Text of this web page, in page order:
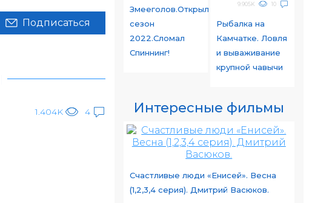
Подписаться
1.404K 4
Змееголов.Открыл
сезон
2022.Сломал
Спиннинг!
9.905K 10
Рыбалка на
Камчатке. Ловля
и вываживание
крупной чавычи
Интересные фильмы
Счастливые люди «Енисей». Весна
(1,2,3,4 серия). Дмитрий Васюков.